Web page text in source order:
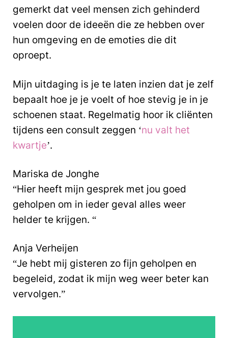
gemerkt dat veel mensen zich gehinderd
voelen door de ideeën die ze hebben over
hun omgeving en de emoties die dit
oproept.
Mijn uitdaging is je te laten inzien dat je zelf
bepaalt hoe je je voelt of hoe stevig je in je
schoenen staat. Regelmatig hoor ik cliënten
tijdens een consult zeggen ‘nu valt het
kwartje’.
Mariska de Jonghe
“Hier heeft mijn gesprek met jou goed
geholpen om in ieder geval alles weer
helder te krijgen. “
Anja Verheijen
“Je hebt mij gisteren zo fijn geholpen en
begeleid, zodat ik mijn weg weer beter kan
vervolgen.”